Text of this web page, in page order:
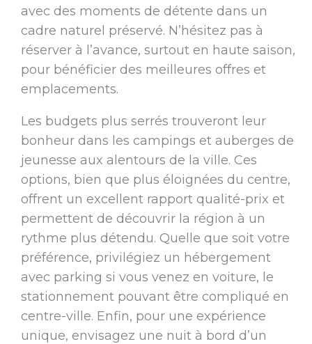
avec des moments de détente dans un
cadre naturel préservé. N’hésitez pas à
réserver à l’avance, surtout en haute saison,
pour bénéficier des meilleures offres et
emplacements.
Les budgets plus serrés trouveront leur
bonheur dans les campings et auberges de
jeunesse aux alentours de la ville. Ces
options, bien que plus éloignées du centre,
offrent un excellent rapport qualité-prix et
permettent de découvrir la région à un
rythme plus détendu. Quelle que soit votre
préférence, privilégiez un hébergement
avec parking si vous venez en voiture, le
stationnement pouvant être compliqué en
centre-ville. Enfin, pour une expérience
unique, envisagez une nuit à bord d’un